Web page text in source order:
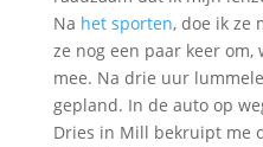
Na het sporten, doe ik ze
ze nog een paar keer om,
mee. Na drie uur
gepland. In de auto op
Dries in Mill bekruipt me